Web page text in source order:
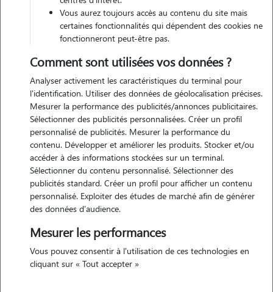
à Marvejols (48100)
Lucille
LACHAMP RIBENNES 48100
Vous aurez toujours accès au contenu du site mais
certaines fonctionnalités qui dépendent des cookies ne
fonctionneront peut-être pas.
Comment sont utilisées vos données ?
Analyser activement les caractéristiques du terminal pour
l'identification. Utiliser des données de géolocalisation précises.
Mesurer la performance des publicités/annonces publicitaires.
Sélectionner des publicités personnalisées. Créer un profil
personnalisé de publicités. Mesurer la performance du
contenu. Développer et améliorer les produits. Stocker et/ou
accéder à des informations stockées sur un terminal.
Sélectionner du contenu personnalisé. Sélectionner des
publicités standard. Créer un profil pour afficher un contenu
personnalisé. Exploiter des études de marché afin de générer
des données d'audience.
Mesurer les performances
Vous pouvez consentir à l'utilisation de ces technologies en
cliquant sur « Tout accepter »